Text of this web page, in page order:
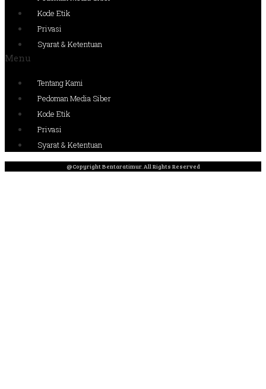
Kode Etik
Privasi
Syarat & Ketentuan
Menu
Tentang Kami
Pedoman Media Siber
Kode Etik
Privasi
Syarat & Ketentuan
@Copyright Bentaratimur. All Rights Reserved